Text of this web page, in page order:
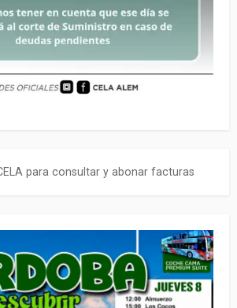
para consultar y abonar facturas